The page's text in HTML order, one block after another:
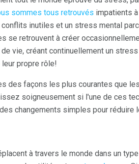
sommes tous retrouvés impatients
inutiles et un stress mental
se retrouvent à créer
vie, créant continuellement un
propre rôle!
des façons les plus courantes que
soigneusement si l'une de ces
changements simples pour
à travers le monde dans un